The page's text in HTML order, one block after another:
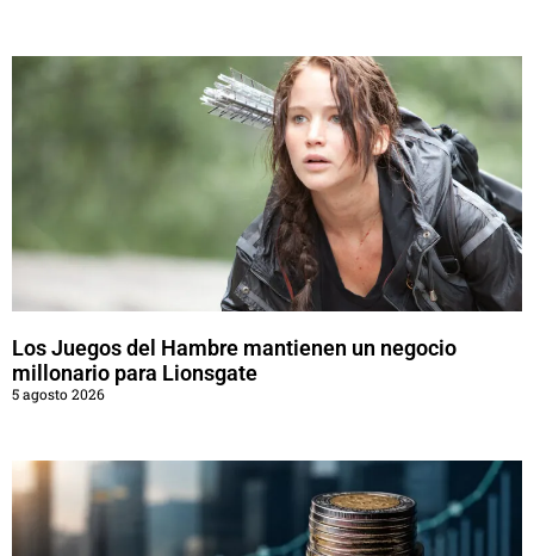
Los Juegos del Hambre mantienen un negocio
millonario para Lionsgate
5 agosto 2026